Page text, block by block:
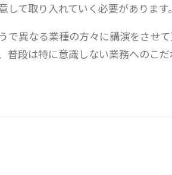
て取り入れていく必要があります。
で異なる業種の方々に講演をさせ
普段は特に意識しない業務へのこ